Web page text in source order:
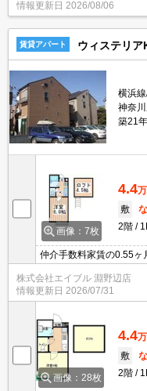
情報更新日 2026/08/06
賃貸アパート ウィステリア
横浜
神奈
築21年
画像：7枚
4.4
敷
2階
仲介手数料家賃の0.55ヶ
年未満1ヶ月）。浴室乾
フト付き。南向き。敷金
業者あり。
株式会社エイブル 淵野辺店
情報更新日 2026/07/31
画像：28枚
4.4
敷
2階